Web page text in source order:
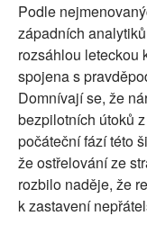
Podle
západních
rozsáhlou leteckou
spojena s
Domnívají se, že
bezpilotních útoků
počáteční fází této
že ostřelování ze
rozbilo naděje, že
k zastavení